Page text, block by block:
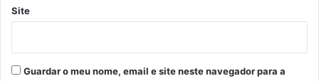
Site
Guardar o meu nome, email e site neste navegador para a